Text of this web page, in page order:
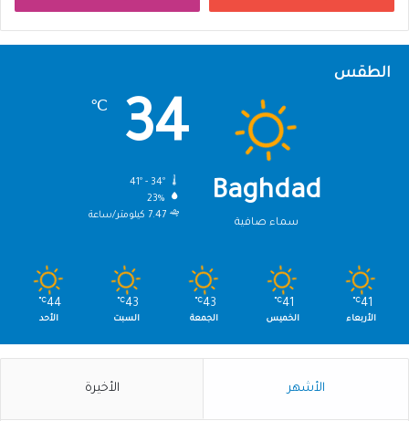
الطقس
Baghdad
سماء صافية
34
℃
41º - 34º
23%
7.47 كيلومتر/ساعة
41
℃
الأربعاء
41
℃
الخميس
43
℃
الجمعة
43
℃
السبت
44
℃
الأحد
الأشهر الأخيرة